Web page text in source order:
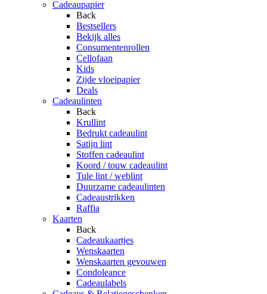
Cadeaupapier
Back
Bestsellers
Bekijk alles
Consumentenrollen
Cellofaan
Kids
Zijde vloeipapier
Deals
Cadeaulinten
Back
Krullint
Bedrukt cadeaulint
Satijn lint
Stoffen cadeaulint
Koord / touw cadeaulint
Tule lint / weblint
Duurzame cadeaulinten
Cadeaustrikken
Raffia
Kaarten
Back
Cadeaukaartjes
Wenskaarten
Wenskaarten gevouwen
Condoleance
Cadeaulabels